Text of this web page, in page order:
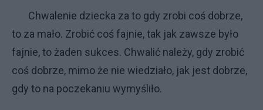
Chwalenie dziecka za to gdy zrobi coś dobrze,
to za mało. Zrobić coś fajnie, tak jak zawsze było
fajnie, to żaden sukces. Chwalić należy, gdy zrobić
coś dobrze, mimo że nie wiedziało, jak jest dobrze,
gdy to na poczekaniu wymyśliło.